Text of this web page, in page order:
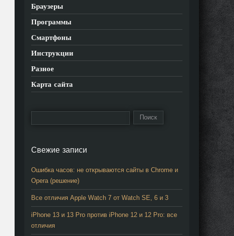
Браузеры
Программы
Смартфоны
Инструкции
Разное
Карта сайта
Свежие записи
Ошибка часов: не открываются сайты в Chrome и
Opera (решение)
Все отличия Apple Watch 7 от Watch SE, 6 и 3
iPhone 13 и 13 Pro против iPhone 12 и 12 Pro: все
отличия